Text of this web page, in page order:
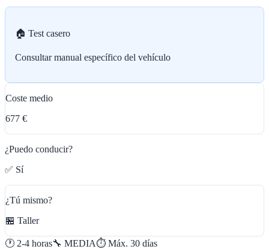
🏠 Test casero
Consultar manual específico del vehículo
Coste medio
677 €
¿Puedo conducir?
✅ Sí
¿Tú mismo?
🏪 Taller
🕐 2-4 horas🔧 MEDIA⏱️ Máx. 30 días